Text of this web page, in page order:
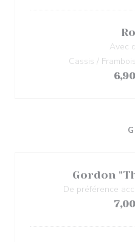
Avec
Cassis /
Gordon
De préférence